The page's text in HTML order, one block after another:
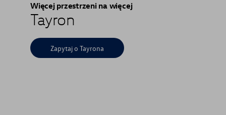
Więcej przestrzeni na więcej
Tayron
Zapytaj o Tayrona